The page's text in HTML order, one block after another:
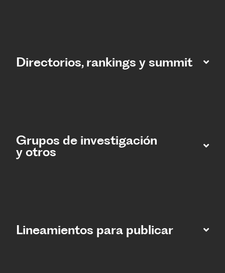
Directorios, rankings y summit
Grupos de investigación
y otros
Lineamientos para publicar